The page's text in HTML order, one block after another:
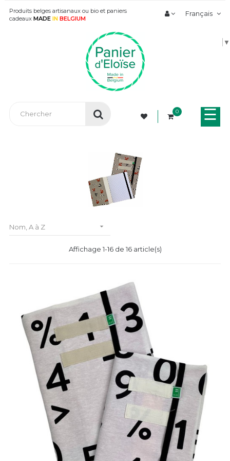
Produits belges artisanaux ou bio et paniers
cadeaux MADE IN BELGIUM
Français
▼
0
la
☰
Nom, A à Z 
Affichage 1-16 de 16 article(s)